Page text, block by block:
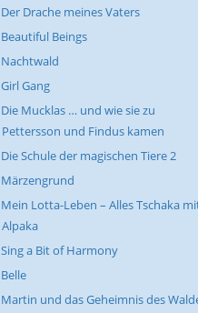
Der Drache meines Vaters
Beautiful Beings
Nachtwald
Girl Gang
Die Mucklas … und wie sie zu
Pettersson und Findus kamen
Die Schule der magischen Tiere 2
Märzengrund
Mein Lotta-Leben – Alles Tschaka
Alpaka
Sing a Bit of Harmony
Belle
Martin und das Geheimnis des